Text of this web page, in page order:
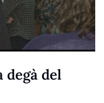
degà del